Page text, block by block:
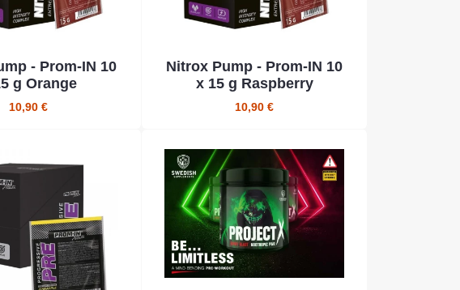
- Prom-IN 10
g Orange
10,90 €
Nitrox Pump - Prom-IN 10
x 15 g Raspberry
10,90 €